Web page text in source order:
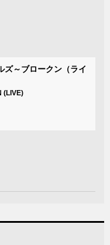
ズ～ブロークン（ライ
(LIVE)